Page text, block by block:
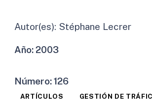
Autor(es): Stéphane Lecrer
Año:2003
Número:126
ARTÍCULOS GESTIÓN DE